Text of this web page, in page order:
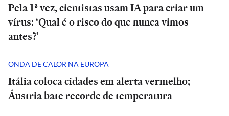
Pela 1ª vez, cientistas usam IA para criar um
vírus: ‘Qual é o risco do que nunca vimos
antes?’
ONDA DE CALOR NA EUROPA
Itália coloca cidades em alerta vermelho;
Áustria bate recorde de temperatura